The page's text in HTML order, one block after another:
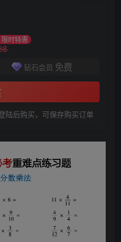
限时特惠
钻石会员 免费
陆后购买，可保存购买订单